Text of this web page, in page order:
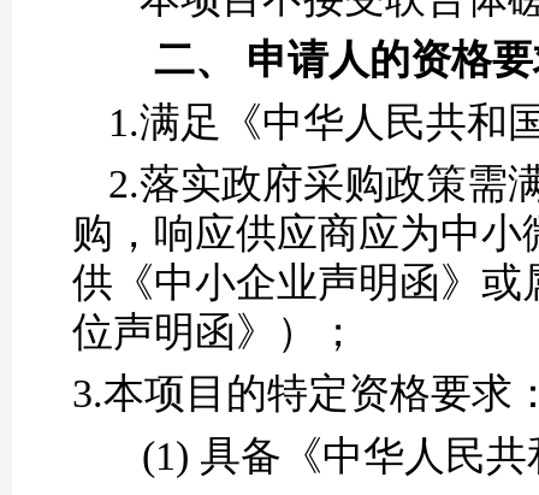
二、 申请人的资格
1.满足《中华人民共和
2.落实政府采购政策需
购，响应供应商应为中
供《中小企业声明函》
位声明函》）；
3.本项目的特定资格要求
(1) 具备《中华人民